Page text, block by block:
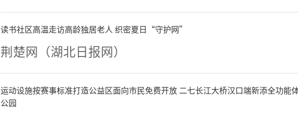
队”“万青服务车队”“搭把手车队
心车队”“微笑服务车队”5支金牌志
由党员、劳模及50名经验丰富的优秀
送考队伍，用专业与责任为考生筑牢
读书社区高温走访高龄独居老人 织密夏日“守护网”
荆楚网（湖北日报网）
运动设施按赛事标准打造公益区面向市民免费开放 二七长江大桥汉口端新添全功能
公园